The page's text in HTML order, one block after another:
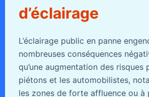
d’éclairage
L’éclairage public en panne
nombreuses conséquences
qu’une augmentation des risques
piétons et les automobilistes,
les zones de forte affluence ou à